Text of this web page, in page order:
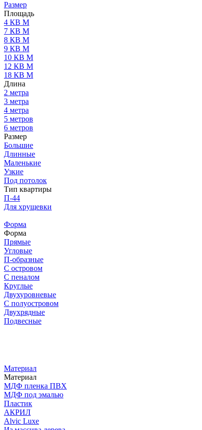
Размер
Площадь
4 КВ М
7 КВ М
8 КВ М
9 КВ М
10 КВ М
12 КВ М
18 КВ М
Длина
2 метра
3 метра
4 метра
5 метров
6 метров
Размер
Большие
Длинные
Маленькие
Узкие
Под потолок
Тип квартиры
П-44
Для хрущевки
Форма
Форма
Прямые
Угловые
П-образные
С островом
С пеналом
Круглые
Двухуровневые
С полуостровом
Двухрядные
Подвесные
Материал
Материал
МДФ пленка ПВХ
МДФ под эмалью
Пластик
АКРИЛ
Alvic Luxe